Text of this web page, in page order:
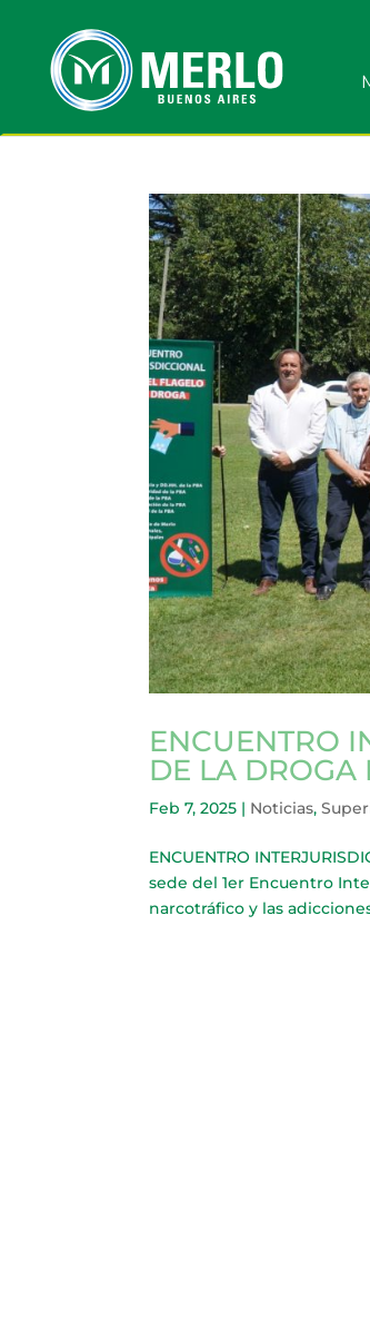
ENCUENTRO
DE LA DROGA
Feb 7, 2025 | Noticias,
ENCUENTRO
sede del 1er Encuentro
narcotráfico y las